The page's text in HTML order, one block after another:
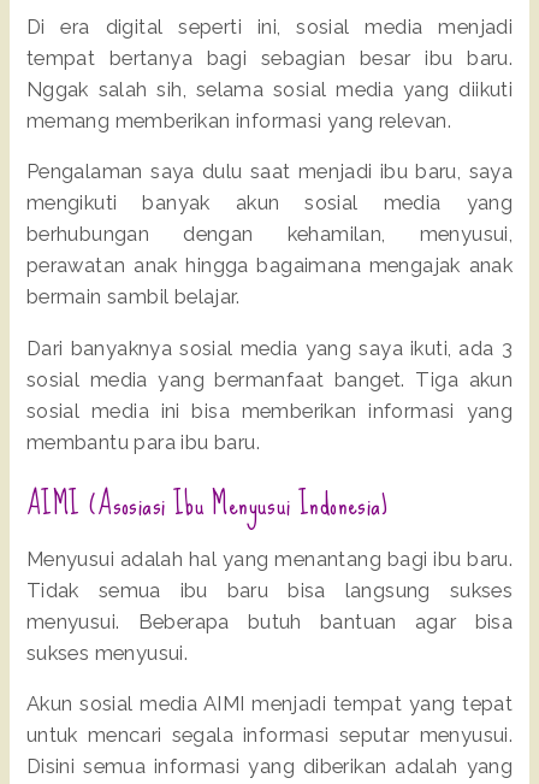
Di era digital seperti ini, sosial media menjadi
tempat bertanya bagi sebagian besar ibu baru.
Nggak salah sih, selama sosial media yang diikuti
memang memberikan informasi yang relevan.
Pengalaman saya dulu saat menjadi ibu baru, saya
mengikuti banyak akun sosial media yang
berhubungan dengan kehamilan, menyusui,
perawatan anak hingga bagaimana mengajak anak
bermain sambil belajar.
Dari banyaknya sosial media yang saya ikuti, ada 3
sosial media yang bermanfaat banget. Tiga akun
sosial media ini bisa memberikan informasi yang
membantu para ibu baru.
AIMI (Asosiasi Ibu Menyusui Indonesia)
Menyusui adalah hal yang menantang bagi ibu baru.
Tidak semua ibu baru bisa langsung sukses
menyusui. Beberapa butuh bantuan agar bisa
sukses menyusui.
Akun sosial media AIMI menjadi tempat yang tepat
untuk mencari segala informasi seputar menyusui.
Disini semua informasi yang diberikan adalah yang